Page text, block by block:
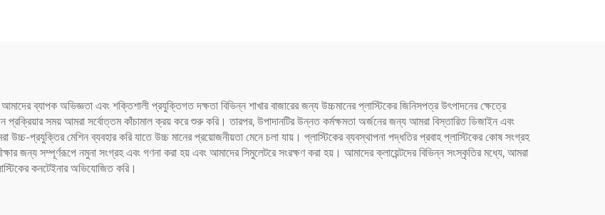
ব্যাপক অভিজ্ঞতা এবং শক্তিশালী প্রযুক্তিগত দক্ষতা বিভিন্ন শাখার বাজারের জন্য উচ্চমানের প্লাস্টিকের জিনিসপত্র উৎপাদনের ক্ষেত্রে
প্রক্রিয়ার সময় আমরা সর্বোত্তম কাঁচামাল ক্রয় করে শুরু করি। তারপর, উপাদানটির উন্নত কর্মক্ষমতা অর্জনের জন্য আমরা বিস্তারিত ডিজাইন এবং
উচ্চ-প্রযুক্তির মেশিন ব্যবহার করি যাতে উচ্চ মানের প্রয়োজনীয়তা মেনে চলা যায়। প্লাস্টিকের ব্যবস্থাপনা পদ্ধতির প্রবাহ প্লাস্টিকের কোষ সংগ্রহ
জন্য সম্পূর্ণরূপে নমুনা সংগ্রহ এবং গণনা করা হয় এবং আমাদের সিমুলেটরে সংরক্ষণ করা হয়। আমাদের ক্লায়েন্টদের বিভিন্ন সংস্কৃতির মধ্যে, আমরা
কনটেইনার অভিযোজিত করি।